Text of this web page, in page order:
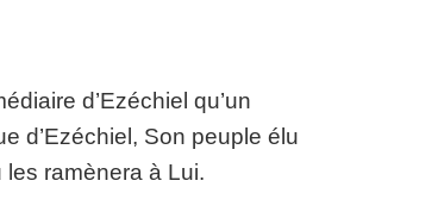
d’Ezéchiel qu’un
d’Ezéchiel, Son peuple élu
les ramènera à Lui.